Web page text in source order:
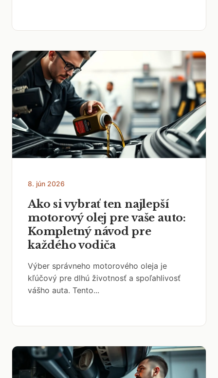
8. jún 2026
Ako si vybrať ten najlepší
motorový olej pre vaše auto:
Kompletný návod pre
každého vodiča
Výber správneho motorového oleja je
kľúčový pre dlhú životnosť a spoľahlivosť
vášho auta. Tento...